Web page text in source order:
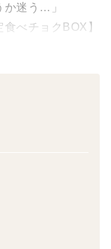
か迷う…」
べチョクBOX】
る😆
やすい🏠